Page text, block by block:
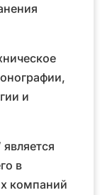
и
в
компаний